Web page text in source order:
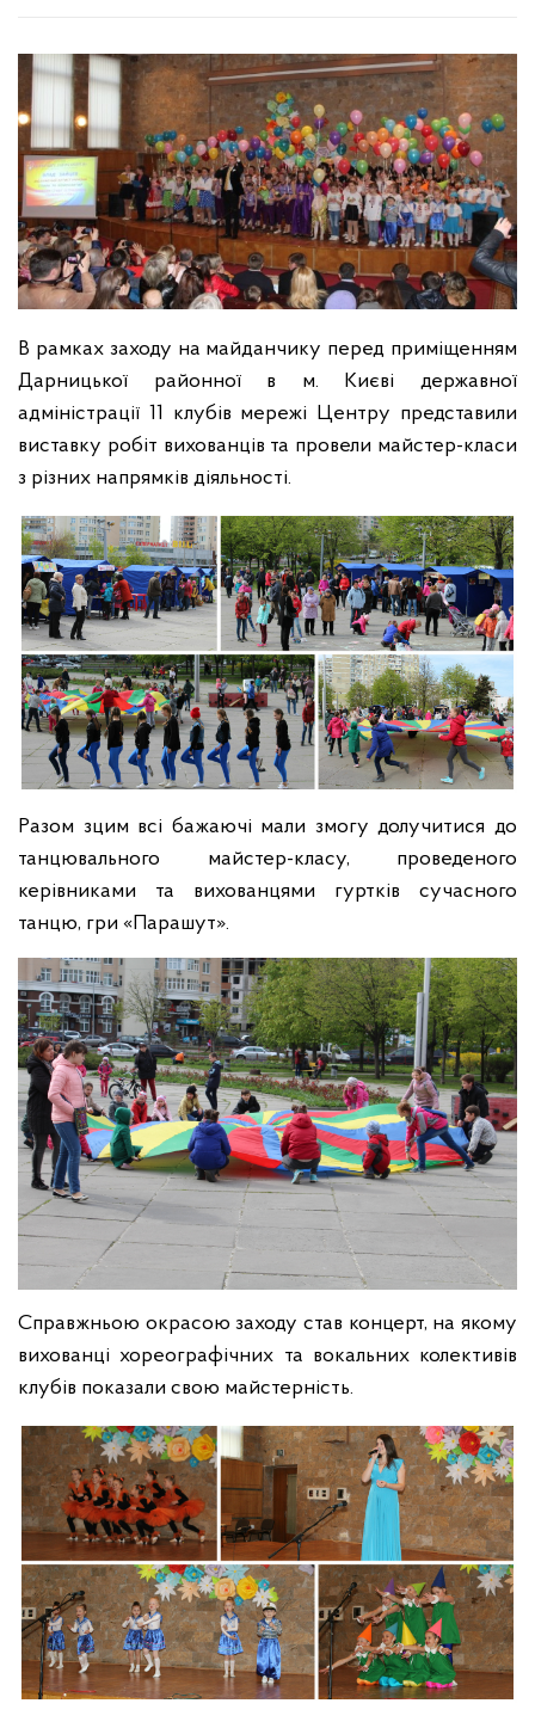
В рамках заходу на майданчику перед приміщенням
Дарницької районної в м. Києві державної
адміністрації 11 клубів мережі Центру представили
виставку робіт вихованців та провели майстер-класи
з різних напрямків діяльності.
Разом зцим всі бажаючі мали змогу долучитися до
танцювального майстер-класу, проведеного
керівниками та вихованцями гуртків сучасного
танцю, гри «Парашут».
Справжньою окрасою заходу став концерт, на якому
вихованці хореографічних та вокальних колективів
клубів показали свою майстерність.